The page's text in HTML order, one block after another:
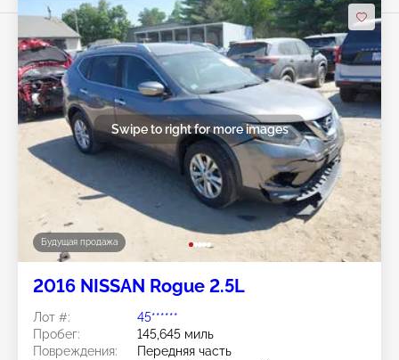
Будущая продажа
Swipe to right for more images
2016 NISSAN Rogue 2.5L
Лот #:
45******
Пробег:
145,645 миль
Повреждения:
Передняя часть